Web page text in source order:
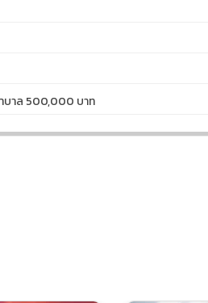
บาล 500,000 บาท